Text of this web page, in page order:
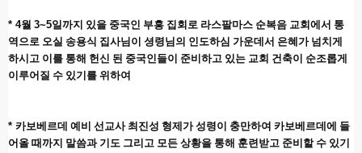
* 4월 3~5일까지 있을 중국인 부흥 집회로 라스팔마스 순복음 교회에서 통
역으로 오실 송용식 집사님이 셩령님의 인도하심 가운데서 은혜가 넘치게
하시고 이를 통해 헌신 된 중국인들이 준비하고 있는 교회 건축이 순조롭게
이루어질 수 있기를 위하여
* 카보베르데 예비 선교사 최진성 형제가 성령이 충만하여 카보베르데에 들
어올 때까지 말씀과 기도 그리고 모든 상황을 통해 훈련받고 준비할 수 있기